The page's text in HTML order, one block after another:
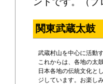
関東武蔵太鼓
武蔵村山を中心に活動
これからは、各地の太
日本各地の伝統文化と
ジしています。お楽し